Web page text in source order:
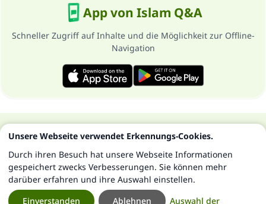
App von Islam Q&A
Schneller Zugriff auf Inhalte und die Möglichkeit zur Offline-
Navigation
Über die SeiteDatenschutzrichtlinien
Alle Rechte vorbehalten - Islam Q&A 1997-2025 ©
Unsere Webseite verwendet Erkennungs-Cookies.
Durch ihren Besuch hat unsere Webseite Informationen
gespeichert zwecks Verbesserungen. Sie können mehr
darüber erfahren und ihre Auswahl einstellen.
Auswahl der
Ablehnen
Einverstanden